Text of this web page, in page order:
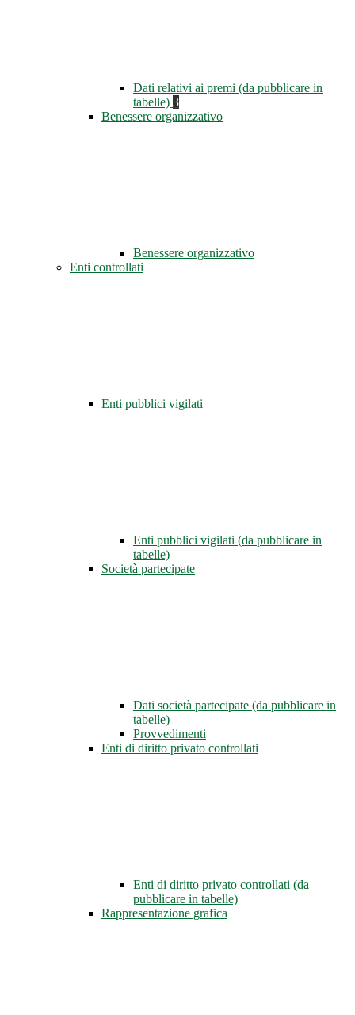
Dati relativi ai premi (da pubblicare in
tabelle) 3
Benessere organizzativo
Benessere organizzativo
Enti controllati
Enti pubblici vigilati
Enti pubblici vigilati (da pubblicare in
tabelle)
Società partecipate
Dati società partecipate (da pubblicare in
tabelle)
Provvedimenti
Enti di diritto privato controllati
Enti di diritto privato controllati (da
pubblicare in tabelle)
Rappresentazione grafica